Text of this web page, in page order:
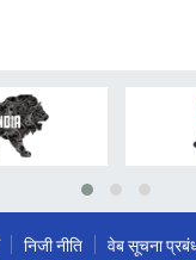
निजी नीति वेब सूचना